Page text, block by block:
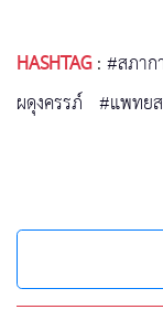
HASHTAG:#สภา
ผดุงครรภ์ #แพทย